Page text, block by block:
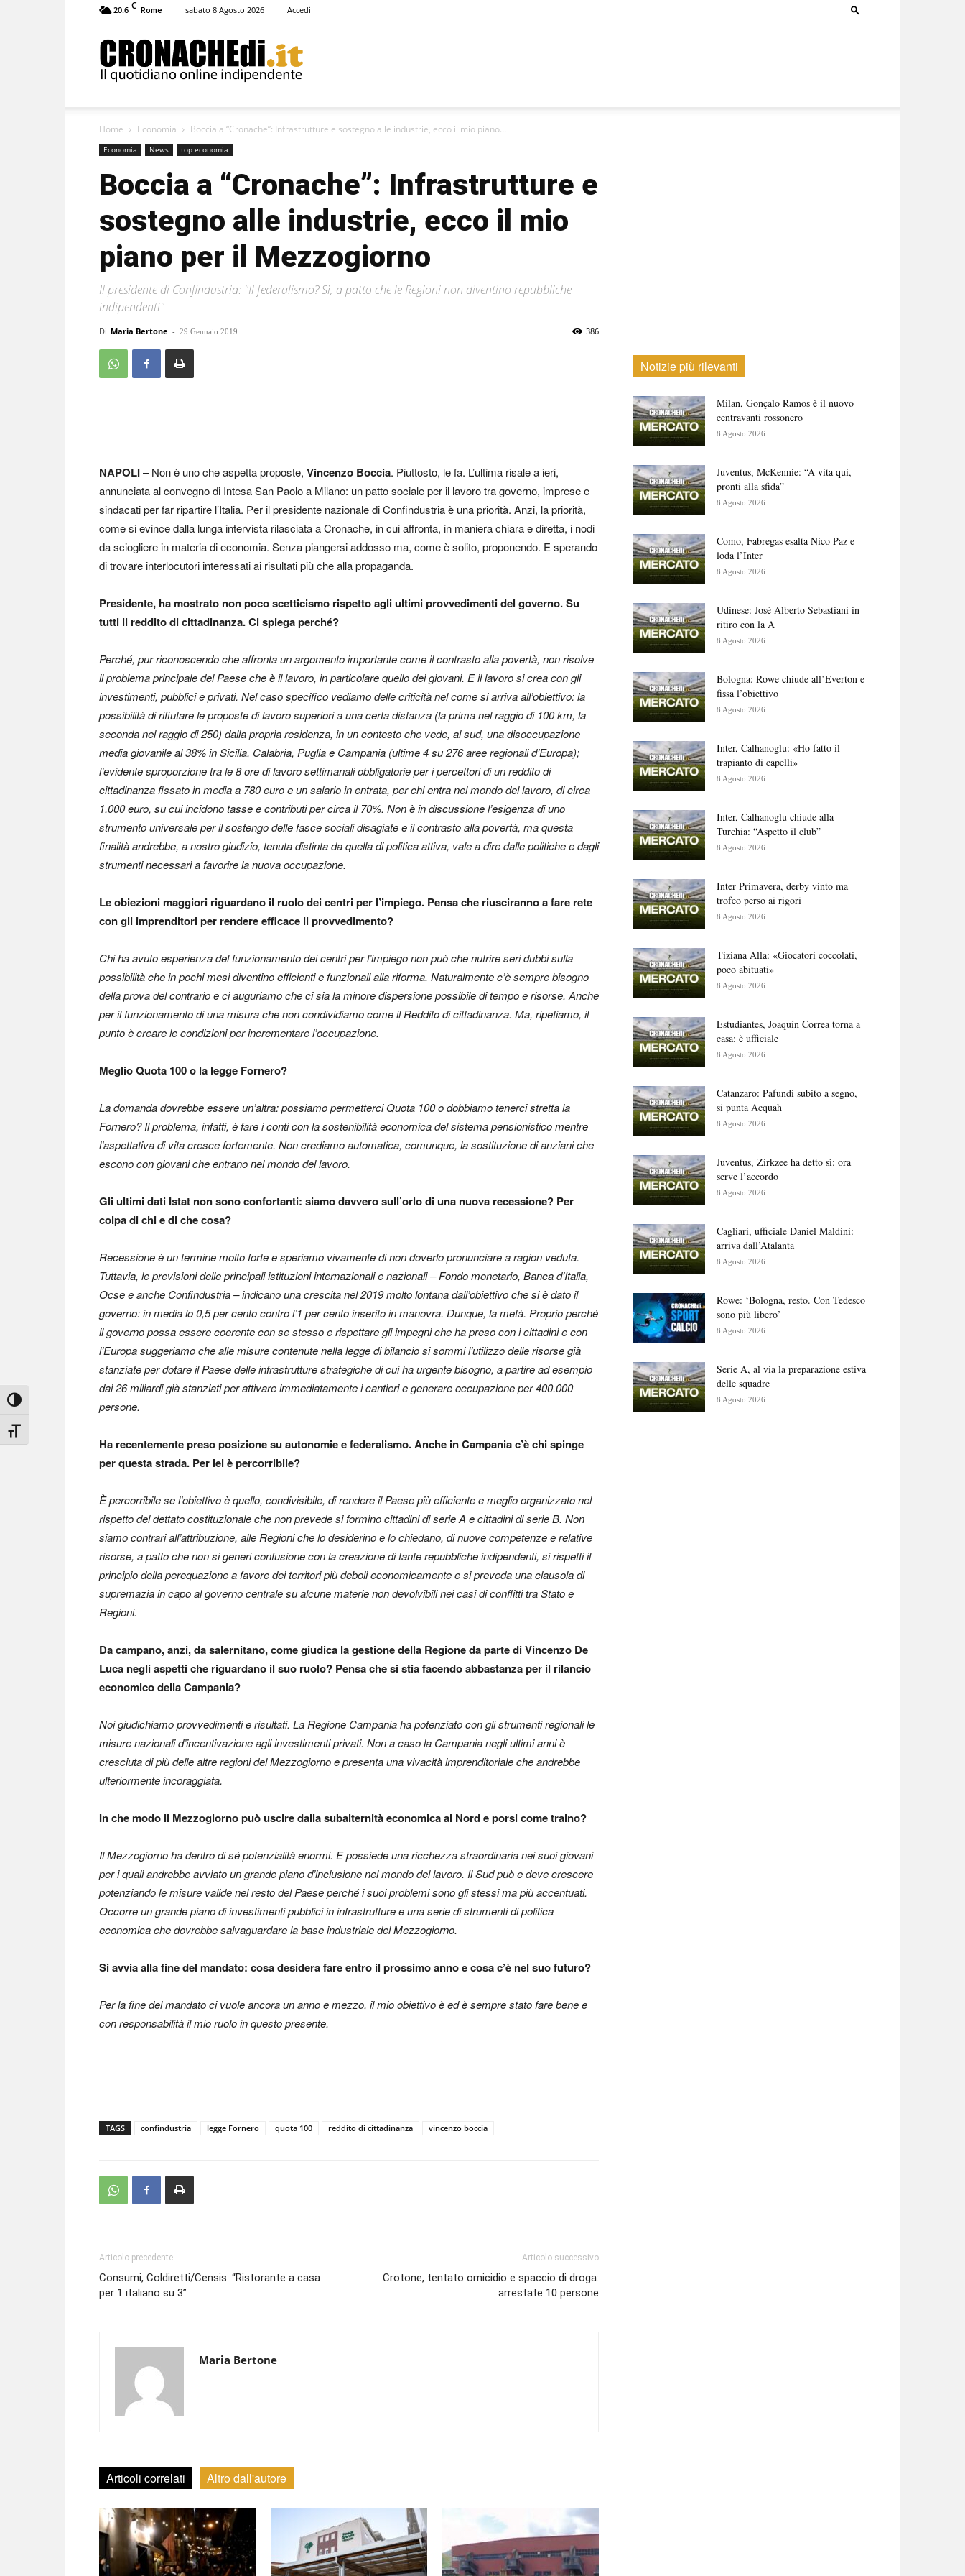
Attiva/disattiva alto contrasto
Attiva/disattiva dimensione testo
20.6 C Rome sabato 8 Agosto 2026 Accedi
Home Economia Boccia a “Cronache”: Infrastrutture e sostegno alle industrie, ecco il mio piano...
Economia News top economia
Boccia a “Cronache”: Infrastrutture e
sostegno alle industrie, ecco il mio
piano per il Mezzogiorno
Il presidente di Confindustria: "Il federalismo? Sì, a patto che le Regioni non diventino repubbliche
indipendenti"
Di Maria Bertone - 29 Gennaio 2019 386
NAPOLI– Non è uno che aspetta proposte, Vincenzo Boccia. Piuttosto, le fa. L’ultima risale a ieri,
annunciata al convegno di Intesa San Paolo a Milano: un patto sociale per il lavoro tra governo, imprese e
sindacati per far ripartire l’Italia. Per il presidente nazionale di Confindustria è una priorità. Anzi, la priorità,
come si evince dalla lunga intervista rilasciata a Cronache, in cui affronta, in maniera chiara e diretta, i nodi
da sciogliere in materia di economia. Senza piangersi addosso ma, come è solito, proponendo. E sperando
di trovare interlocutori interessati ai risultati più che alla propaganda.
Presidente, ha mostrato non poco scetticismo rispetto agli ultimi provvedimenti del governo. Su
tutti il reddito di cittadinanza. Ci spiega perché?
Perché, pur riconoscendo che affronta un argomento importante come il contrasto alla povertà, non risolve
il problema principale del Paese che è il lavoro, in particolare quello dei giovani. E il lavoro si crea con gli
investimenti, pubblici e privati. Nel caso specifico vediamo delle criticità nel come si arriva all’obiettivo: la
possibilità di rifiutare le proposte di lavoro superiori a una certa distanza (la prima nel raggio di 100 km, la
seconda nel raggio di 250) dalla propria residenza, in un contesto che vede, al sud, una disoccupazione
media giovanile al 38% in Sicilia, Calabria, Puglia e Campania (ultime 4 su 276 aree regionali d’Europa);
l’evidente sproporzione tra le 8 ore di lavoro settimanali obbligatorie per i percettori di un reddito di
cittadinanza fissato in media a 780 euro e un salario in entrata, per chi entra nel mondo del lavoro, di circa
1.000 euro, su cui incidono tasse e contributi per circa il 70%. Non è in discussione l’esigenza di uno
strumento universale per il sostengo delle fasce sociali disagiate e il contrasto alla povertà, ma questa
finalità andrebbe, a nostro giudizio, tenuta distinta da quella di politica attiva, vale a dire dalle politiche e dagli
strumenti necessari a favorire la nuova occupazione.
Le obiezioni maggiori riguardano il ruolo dei centri per l’impiego. Pensa che riusciranno a fare rete
con gli imprenditori per rendere efficace il provvedimento?
Chi ha avuto esperienza del funzionamento dei centri per l’impiego non può che nutrire seri dubbi sulla
possibilità che in pochi mesi diventino efficienti e funzionali alla riforma. Naturalmente c’è sempre bisogno
della prova del contrario e ci auguriamo che ci sia la minore dispersione possibile di tempo e risorse. Anche
per il funzionamento di una misura che non condividiamo come il Reddito di cittadinanza. Ma, ripetiamo, il
punto è creare le condizioni per incrementare l’occupazione.
Meglio Quota 100 o la legge Fornero?
La domanda dovrebbe essere un’altra: possiamo permetterci Quota 100 o dobbiamo tenerci stretta la
Fornero? Il problema, infatti, è fare i conti con la sostenibilità economica del sistema pensionistico mentre
l’aspettativa di vita cresce fortemente. Non crediamo automatica, comunque, la sostituzione di anziani che
escono con giovani che entrano nel mondo del lavoro.
Gli ultimi dati Istat non sono confortanti: siamo davvero sull’orlo di una nuova recessione? Per
colpa di chi e di che cosa?
Recessione è un termine molto forte e speriamo vivamente di non doverlo pronunciare a ragion veduta.
Tuttavia, le previsioni delle principali istituzioni internazionali e nazionali – Fondo monetario, Banca d’Italia,
Ocse e anche Confindustria – indicano una crescita nel 2019 molto lontana dall’obiettivo che si è dato il
governo: in media lo 0,5 per cento contro l’1 per cento inserito in manovra. Dunque, la metà. Proprio perché
il governo possa essere coerente con se stesso e rispettare gli impegni che ha preso con i cittadini e con
l’Europa suggeriamo che alle misure contenute nella legge di bilancio si sommi l’utilizzo delle risorse già
stanziate per dotare il Paese delle infrastrutture strategiche di cui ha urgente bisogno, a partire ad esempio
dai 26 miliardi già stanziati per attivare immediatamente i cantieri e generare occupazione per 400.000
persone.
Ha recentemente preso posizione su autonomie e federalismo. Anche in Campania c’è chi spinge
per questa strada. Per lei è percorribile?
È percorribile se l’obiettivo è quello, condivisibile, di rendere il Paese più efficiente e meglio organizzato nel
rispetto del dettato costituzionale che non prevede si formino cittadini di serie A e cittadini di serie B. Non
siamo contrari all’attribuzione, alle Regioni che lo desiderino e lo chiedano, di nuove competenze e relative
risorse, a patto che non si generi confusione con la creazione di tante repubbliche indipendenti, si rispetti il
principio della perequazione a favore dei territori più deboli economicamente e si preveda una clausola di
supremazia in capo al governo centrale su alcune materie non devolvibili nei casi di conflitti tra Stato e
Regioni.
Da campano, anzi, da salernitano, come giudica la gestione della Regione da parte di Vincenzo De
Luca negli aspetti che riguardano il suo ruolo? Pensa che si stia facendo abbastanza per il rilancio
economico della Campania?
Noi giudichiamo provvedimenti e risultati. La Regione Campania ha potenziato con gli strumenti regionali le
misure nazionali d’incentivazione agli investimenti privati. Non a caso la Campania negli ultimi anni è
cresciuta di più delle altre regioni del Mezzogiorno e presenta una vivacità imprenditoriale che andrebbe
ulteriormente incoraggiata.
In che modo il Mezzogiorno può uscire dalla subalternità economica al Nord e porsi come traino?
Il Mezzogiorno ha dentro di sé potenzialità enormi. E possiede una ricchezza straordinaria nei suoi giovani
per i quali andrebbe avviato un grande piano d’inclusione nel mondo del lavoro. Il Sud può e deve crescere
potenziando le misure valide nel resto del Paese perché i suoi problemi sono gli stessi ma più accentuati.
Occorre un grande piano di investimenti pubblici in infrastrutture e una serie di strumenti di politica
economica che dovrebbe salvaguardare la base industriale del Mezzogiorno.
Si avvia alla fine del mandato: cosa desidera fare entro il prossimo anno e cosa c’è nel suo futuro?
Per la fine del mandato ci vuole ancora un anno e mezzo, il mio obiettivo è ed è sempre stato fare bene e
con responsabilità il mio ruolo in questo presente.
TAGS confindustria legge Fornero quota 100 reddito di cittadinanza vincenzo boccia
Articolo precedente
Consumi, Coldiretti/Censis: “Ristorante a casa
per 1 italiano su 3”
Articolo successivo
Crotone, tentato omicidio e spaccio di droga:
arrestate 10 persone
Maria Bertone
Articoli correlati Altro dall'autore
Notizie più rilevanti
Milan, Gonçalo Ramos è il nuovo
centravanti rossonero
8 Agosto 2026
Juventus, McKennie: “A vita qui,
pronti alla sfida”
8 Agosto 2026
Como, Fabregas esalta Nico Paz e
loda l’Inter
8 Agosto 2026
Udinese: José Alberto Sebastiani in
ritiro con la A
8 Agosto 2026
Bologna: Rowe chiude all’Everton e
fissa l’obiettivo
8 Agosto 2026
Inter, Calhanoglu: «Ho fatto il
trapianto di capelli»
8 Agosto 2026
Inter, Calhanoglu chiude alla
Turchia: “Aspetto il club”
8 Agosto 2026
Inter Primavera, derby vinto ma
trofeo perso ai rigori
8 Agosto 2026
Tiziana Alla: «Giocatori coccolati,
poco abituati»
8 Agosto 2026
Estudiantes, Joaquín Correa torna a
casa: è ufficiale
8 Agosto 2026
Catanzaro: Pafundi subito a segno,
si punta Acquah
8 Agosto 2026
Juventus, Zirkzee ha detto sì: ora
serve l’accordo
8 Agosto 2026
Cagliari, ufficiale Daniel Maldini:
arriva dall’Atalanta
8 Agosto 2026
Rowe: ‘Bologna, resto. Con Tedesco
sono più libero’
8 Agosto 2026
Serie A, al via la preparazione estiva
delle squadre
8 Agosto 2026